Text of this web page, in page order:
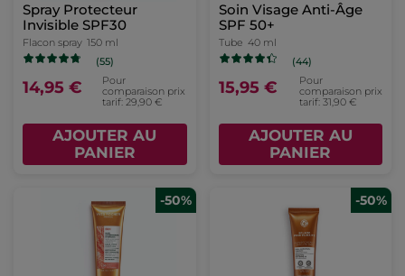
Spray Protecteur
Invisible SPF30
Flacon spray 150 ml
(55)
14,95 €
Pour
comparaison prix
tarif: 29,90 €
AJOUTER AU
PANIER
Soin Visage Anti-Âge
SPF 50+
Tube 40 ml
(44)
15,95 €
Pour
comparaison prix
tarif: 31,90 €
AJOUTER AU
PANIER
-50% -50%